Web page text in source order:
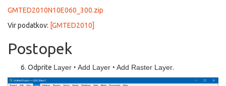
GMTED2010N10E060_300.zip
Vir podatkov: [GMTED2010]
Postopek
Odprite Layer ‣ Add Layer ‣ Add Raster Layer.